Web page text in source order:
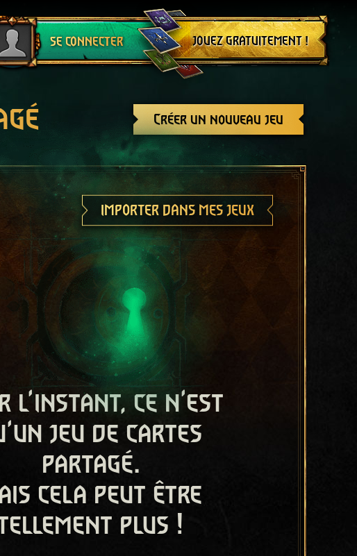
SE CONNECTER
Se déconnecter
JOUEZ GRATUITEMENT !
Créer un nouveau jeu
IMPORTER DANS MES JEUX
l'instant, ce n'est
jeu de cartes
partagé.
cela peut être
plus !